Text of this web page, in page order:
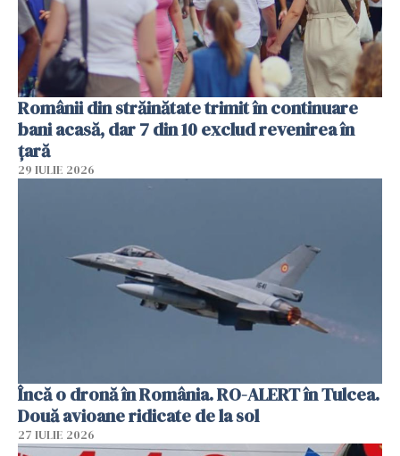
Românii din străinătate trimit în continuare
bani acasă, dar 7 din 10 exclud revenirea în
țară
29 IULIE 2026
Încă o dronă în România. RO-ALERT în Tulcea.
Două avioane ridicate de la sol
27 IULIE 2026